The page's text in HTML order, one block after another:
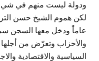
ودولة ليست منهم في
لكن هموم الشيخ حسن
عاماً ودخل معها السجن
والأحزاب وتعرّض من أجلها
السياسية والاقتصادية